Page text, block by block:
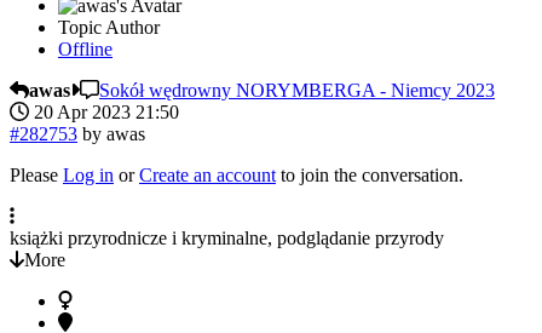
Topic Author
Offline
awas
Sokół wędrowny NORYMBERGA - Niemcy 2023
20 Apr 2023 21:50
#282753 by awas
Please Log in orCreate an account to join the conversation.
książki przyrodnicze i kryminalne, podglądanie przyrody
More